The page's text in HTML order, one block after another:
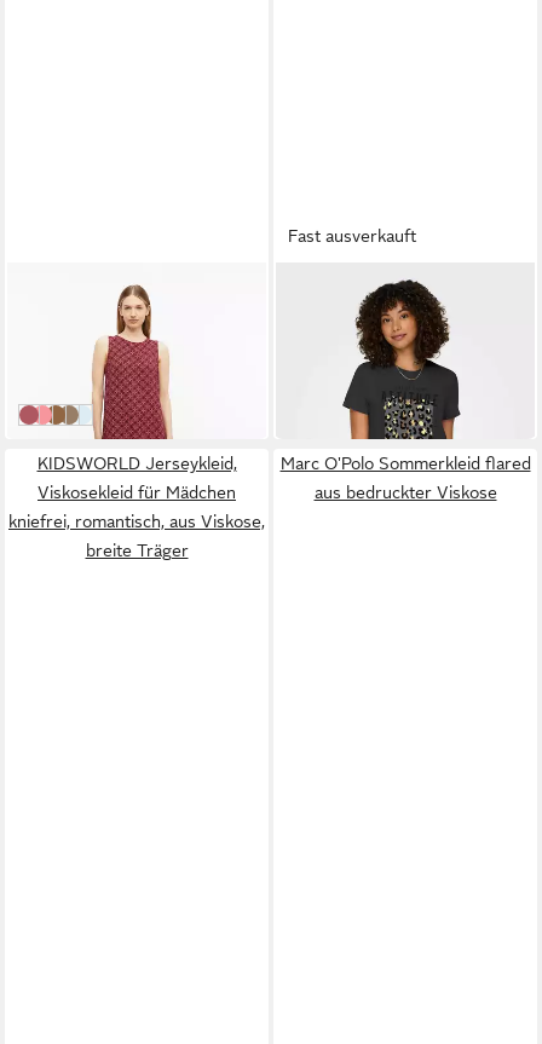
Midikleid Kleid Stufenkleid
aus Viskose
ab 41,99 € UVP59,99 €
bordeaux pink - 0001
koralle - 0002
8918_braun
89A5_braun
50A5_hellblau
Fast ausverkauft
Jerseykleid (1-tlg)
Plain/ohne Details
26,90 €
KIDSWORLD Jerseykleid,
Viskosekleid für Mädchen
kniefrei, romantisch, aus Viskose,
breite Träger
Marc O'Polo Sommerkleid flared
aus bedruckter Viskose